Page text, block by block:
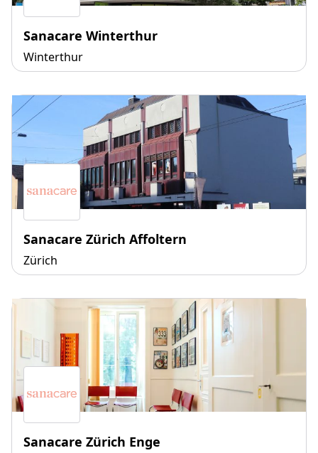
Sanacare Winterthur
Winterthur
Sanacare Zürich Affoltern
Zürich
Sanacare Zürich Enge